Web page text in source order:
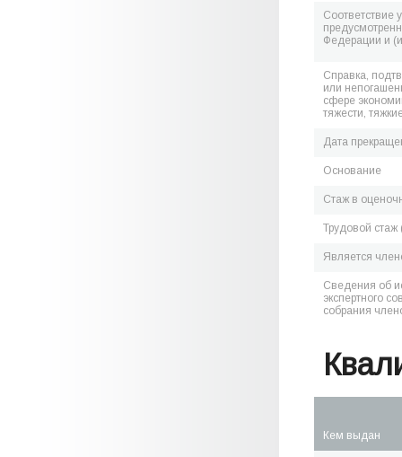
Соответствие
Федерации и
Справка,
или
сфере
тяжести,
Дата
Основание
Стаж в
Трудовой стаж
Является
Сведения об
экспертного
собрания
Кем выдан